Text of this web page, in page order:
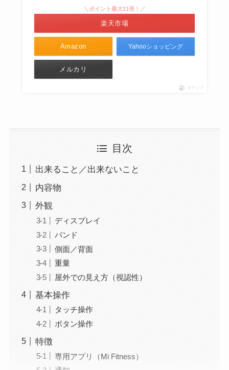
Amazon
＼ポイント最大11倍！／
楽天市場
Yahooショッピング
メルカリ
ポチップ
目次
出来ること／出来ないこと
内容物
外観
ディスプレイ
バンド
側面／背面
重量
屋外での見え方（視認性）
基本操作
タッチ操作
ボタン操作
特徴
専用アプリ（Mi Fitness）